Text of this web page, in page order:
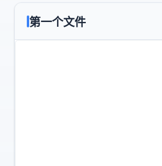
第一个文件